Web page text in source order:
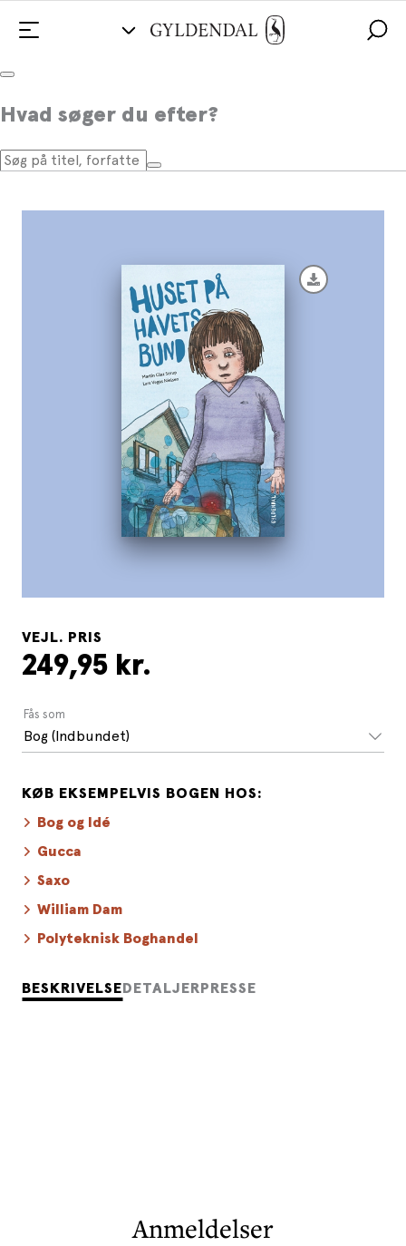
Hvad søger du efter?
Huset på havets bund
BESKRIVELSE DETALJER PRESSE
VEJL. PRIS
249,95 kr.
Fås som
Bog (Indbundet)
KØB EKSEMPELVIS BOGEN HOS:
Bog og Idé
Gucca
Saxo
William Dam
Polyteknisk Boghandel
Anmeldelser